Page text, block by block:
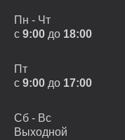
Пн - Чт
с 9:00 до 18:00
Пт
с 9:00 до 17:00
Сб - Вс
Выходной